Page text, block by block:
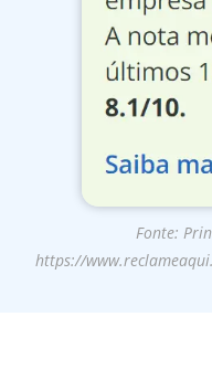
Fonte:
https://